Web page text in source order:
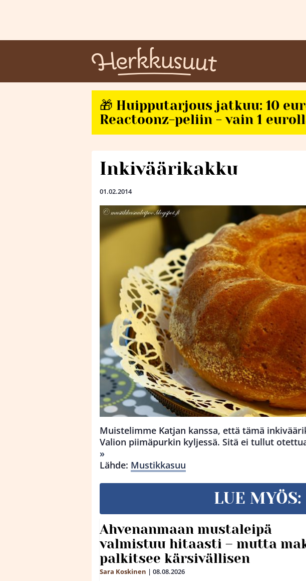
🎁 Huipputarjous jatkuu: 10
Reactoonz-peliin - vain 1
Inkiväärikakku
01.02.2014
Muistelimme Katjan kanssa, että tämä
Valion piimäpurkin kyljessä. Sitä ei tullut
»
Lähde: Mustikkasuu
LUE MYÖS:
Ahvenanmaan mustaleipä
valmistuu hitaasti – mutta
palkitsee kärsivällisen
Sara Koskinen | 08.08.2026